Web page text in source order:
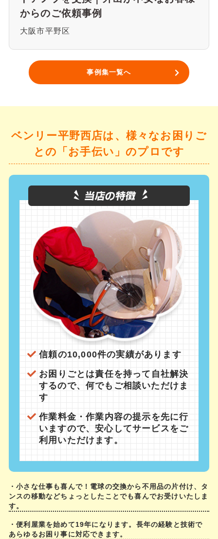
からのご依頼事例
大阪市平野区
事例集一覧へ
ベンリー平野西店は、様々なお困りご
との「お手伝い」のプロです
信頼の10,000件の実績があります
お困りごとは責任を持って自社解決
するので、何でもご相談いただけま
す
作業料金・作業内容の提示を先に行
いますので、安心してサービスをご
利用いただけます。
・小さな仕事も喜んで！電球の交換から不用品の片付け、タ
ンスの移動などちょっとしたことでも喜んでお受けいたしま
す。
・便利屋業を始めて19年になります。長年の経験と技術で
あらゆるお困り事に対応できます。